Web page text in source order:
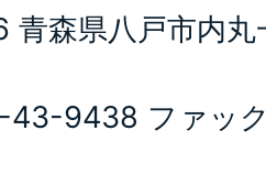
森県八戸市内丸
43-9438 ファッ